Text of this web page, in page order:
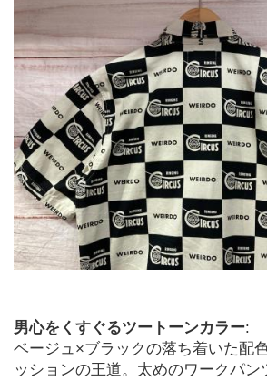
男心をくすぐるツートーンカラー:
ベージュ×ブラックの落ち着いた配
ッションの王道。太めのワークパン